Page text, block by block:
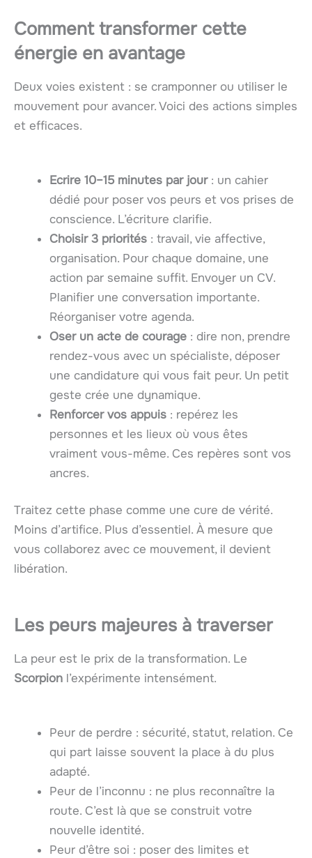
Comment transformer cette
énergie en avantage
Deux voies existent : se cramponner ou utiliser le
mouvement pour avancer. Voici des actions simples
et efficaces.
Ecrire 10–15 minutes par jour: un cahier
dédié pour poser vos peurs et vos prises de
conscience. L’écriture clarifie.
Choisir 3 priorités : travail, vie affective,
organisation. Pour chaque domaine, une
action par semaine suffit. Envoyer un CV.
Planifier une conversation importante.
Réorganiser votre agenda.
Oser un acte de courage : dire non, prendre
rendez-vous avec un spécialiste, déposer
une candidature qui vous fait peur. Un petit
geste crée une dynamique.
Renforcer vos appuis : repérez les
personnes et les lieux où vous êtes
vraiment vous-même. Ces repères sont vos
ancres.
Traitez cette phase comme une cure de vérité.
Moins d’artifice. Plus d’essentiel. À mesure que
vous collaborez avec ce mouvement, il devient
libération.
Les peurs majeures à traverser
La peur est le prix de la transformation. Le
Scorpion l’expérimente intensément.
Peur de perdre : sécurité, statut, relation. Ce
qui part laisse souvent la place à du plus
adapté.
Peur de l’inconnu : ne plus reconnaître la
route. C’est là que se construit votre
nouvelle identité.
Peur d’être soi : poser des limites et